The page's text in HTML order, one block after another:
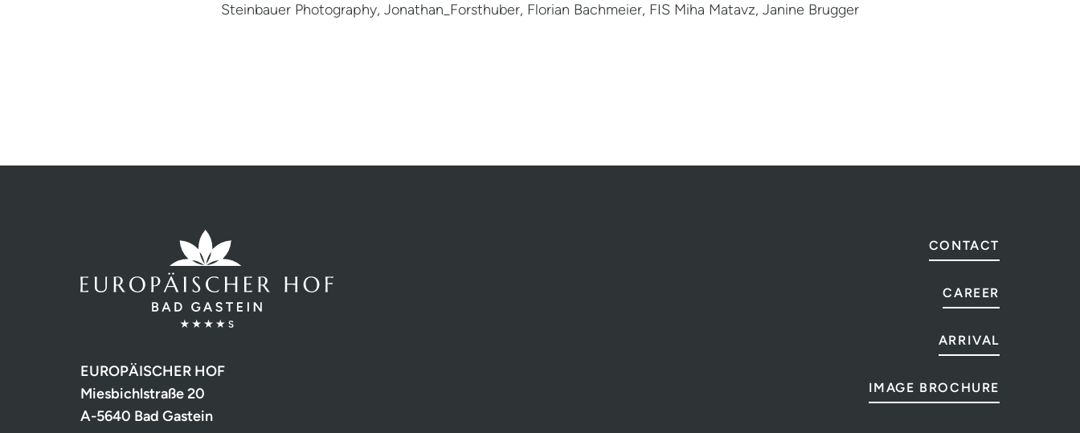
Steinbauer Photography, Jonathan_Forsthuber, Florian Bachmeier, FIS Miha Matavz, Janine Brugger
EUROPÄISCHER HOF
Miesbichlstraße 20
A-5640 Bad Gastein
CONTACT
CAREER
ARRIVAL
IMAGE BROCHURE